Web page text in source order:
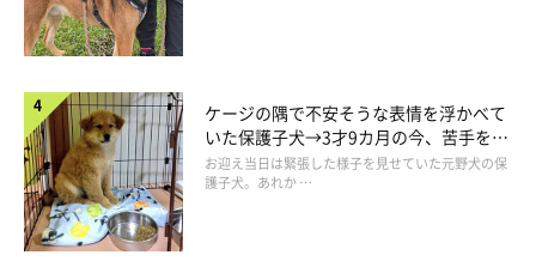
ケージの隅で不安そうな表情を浮かべて
いた保護子犬→3才9カ月の今、苦手を克
服し頼もしいコに成長！
お迎え当日は緊張した様子を見せていた元野犬の保
護子犬。あれか …